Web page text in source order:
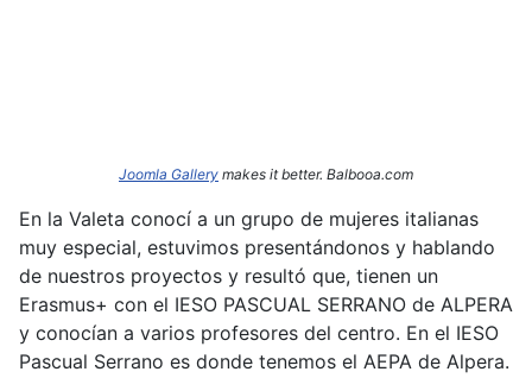
Joomla Gallery makes it better. Balbooa.com
En la Valeta conocí a un grupo de mujeres italianas
muy especial, estuvimos presentándonos y hablando
de nuestros proyectos y resultó que, tienen un
Erasmus+ con el IESO PASCUAL SERRANO de ALPERA
y conocían a varios profesores del centro. En el IESO
Pascual Serrano es donde tenemos el AEPA de Alpera.